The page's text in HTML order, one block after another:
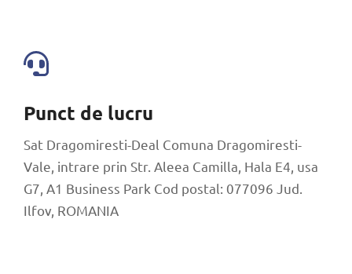
Punct de lucru
Sat Dragomiresti-Deal Comuna Dragomiresti-
Vale, intrare prin Str. Aleea Camilla, Hala E4, usa
G7, A1 Business Park Cod postal: 077096 Jud.
Ilfov, ROMANIA